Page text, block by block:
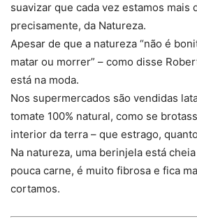
suavizar que cada vez estamos mais
precisamente, da Natureza.
Apesar de que a natureza “não é
matar ou morrer” – como disse
está na moda.
Nos supermercados são vendidas
tomate 100% natural, como se
interior da terra – que estrago,
Na natureza, uma berinjela está
pouca carne, é muito fibrosa e fica
cortamos.